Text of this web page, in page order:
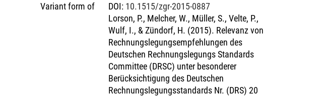
Variant form of DOI: 10.1515/zgr-2015-0887
Lorson, P., Melcher, W., Müller, S., Velte, P.,
Wulf, I., & Zündorf, H. (2015). Relevanz von
Rechnungslegungsempfehlungen des
Deutschen Rechnungslegungs Standards
Committee (DRSC) unter besonderer
Berücksichtigung des Deutschen
Rechnungslegungsstandards Nr. (DRS) 20